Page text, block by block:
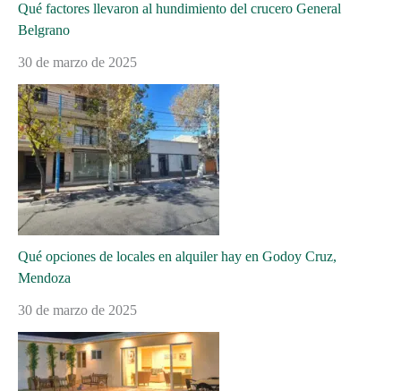
Qué factores llevaron al hundimiento del crucero General
Belgrano
30 de marzo de 2025
Qué opciones de locales en alquiler hay en Godoy Cruz,
Mendoza
30 de marzo de 2025